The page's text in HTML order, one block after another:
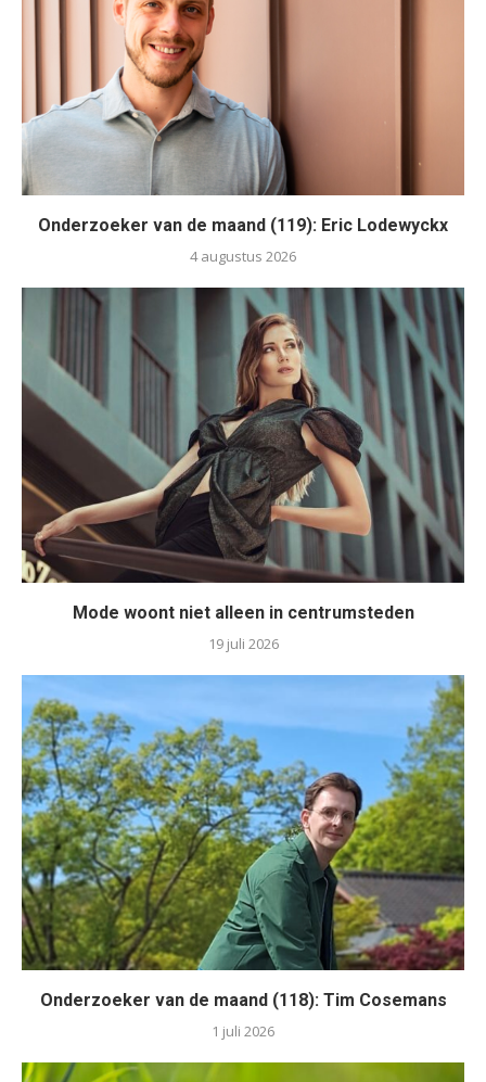
Onderzoeker van de maand (119): Eric Lodewyckx
4 augustus 2026
Mode woont niet alleen in centrumsteden
19 juli 2026
Onderzoeker van de maand (118): Tim Cosemans
1 juli 2026